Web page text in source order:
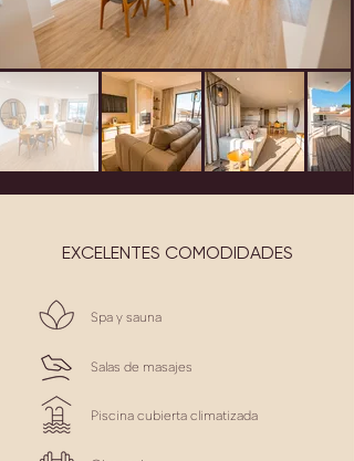
EXCELENTES COMODIDADES
Spa y sauna
Salas de masajes
Piscina cubierta climatizada